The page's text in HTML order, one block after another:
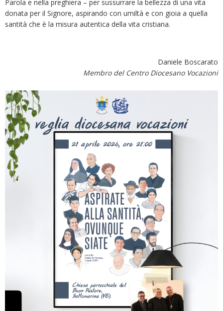
Parola e nella preghiera – per sussurrare la bellezza di una vita
donata per il Signore, aspirando con umiltà e con gioia a quella
santità che è la misura autentica della vita cristiana.
Daniele Boscarato
Membro del Centro Diocesano Vocazioni